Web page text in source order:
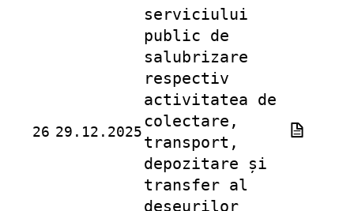
26 29.12.2025
serviciului
public de
salubrizare
respectiv
activitatea de
colectare,
transport,
depozitare și
transfer al
deșeurilor